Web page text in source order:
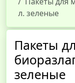
л. зеленые
Пакеты
зеленые